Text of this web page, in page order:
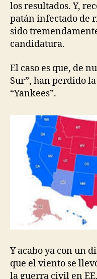
los resultados. Y,
patán infectado de
sido
candidatura.
El caso es que, de
Sur”, han perdido
“Yankees”.
Y acabo ya con un
que el viento se
la guerra civil en